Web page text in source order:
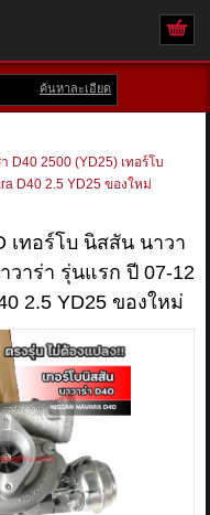
ค้นหาละเอียด
D40 2500 (YD25) เทอร์โบ
D40 2.5 YD25 ของใหม่
เทอร์โบ นิสสัน นาวา
วาร่า รุ่นแรก ปี 07-12
2.5 YD25 ของใหม่